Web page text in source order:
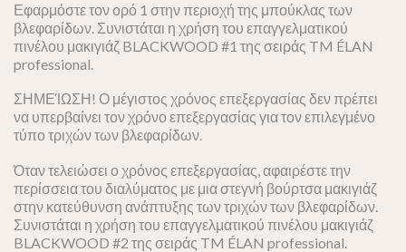
Εφαρμόστε τον ορό 1 στην περιοχή της μπούκλας των
βλεφαρίδων. Συνιστάται η χρήση του επαγγελματικού
πινέλου μακιγιάζ BLACKWOOD #1 της σειράς TM ÉLAN
professional.
ΣΗΜΕΊΩΣΗ! Ο μέγιστος χρόνος επεξεργασίας δεν πρέπει
να υπερβαίνει τον χρόνο επεξεργασίας για τον επιλεγμένο
τύπο τριχών των βλεφαρίδων.
Όταν τελειώσει ο χρόνος επεξεργασίας, αφαιρέστε την
περίσσεια του διαλύματος με μια στεγνή βούρτσα μακιγιάζ
στην κατεύθυνση ανάπτυξης των τριχών των βλεφαρίδων.
Συνιστάται η χρήση του επαγγελματικού πινέλου μακιγιάζ
BLACKWOOD #2 της σειράς TM ÉLAN professional.